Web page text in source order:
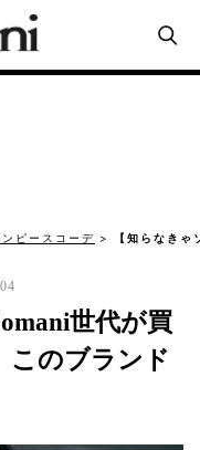
ンピースコーデ 【知らなき
世代が買
このブランド